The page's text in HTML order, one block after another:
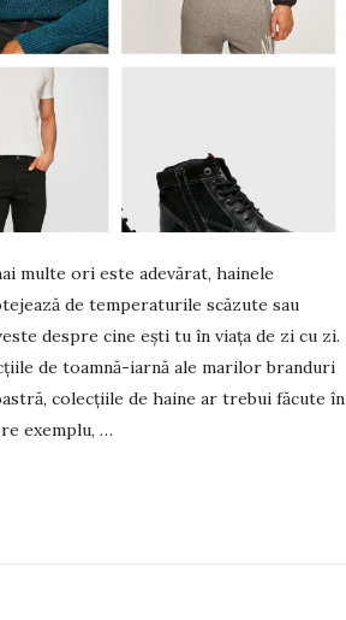
multe ori este adevărat, hainele
de temperaturile scăzute sau
despre cine ești tu în viața de zi cu zi.
de toamnă-iarnă ale marilor branduri
colecțiile de haine ar trebui făcute în
exemplu, …